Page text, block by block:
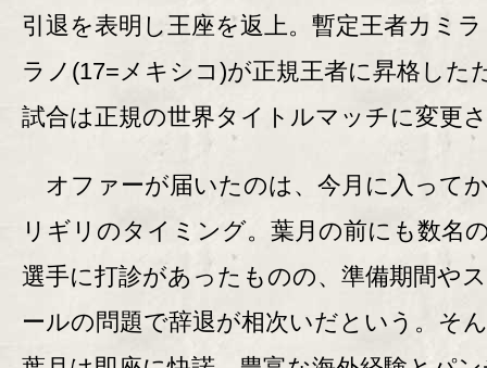
引退を表明し王座を返上。暫定王者カミ
ラノ(17=メキシコ)が正規王者に昇格した
試合は正規の世界タイトルマッチに変更
オファーが届いたのは、今月に入って
リギリのタイミング。葉月の前にも数名
選手に打診があったものの、準備期間や
ールの問題で辞退が相次いだという。そ